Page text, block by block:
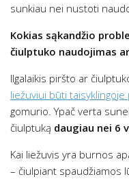
sunkiau nei nustoti
Kokias sąkandžio
čiulptuko naudojimas
Ilgalaikis piršto ar
liežuviui būti taisyklingoje
gomurio. Ypač verta
čiulptuką daugiau nei 6
Kai liežuvis yra burnos
– čiulpiant spaudžiamos